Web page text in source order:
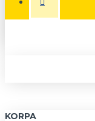
KORPA